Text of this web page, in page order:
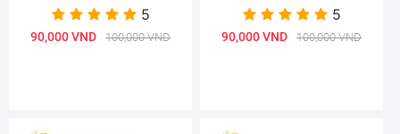
5
90,000 VND 100,000 VND
5
90,000 VND 100,000 VND